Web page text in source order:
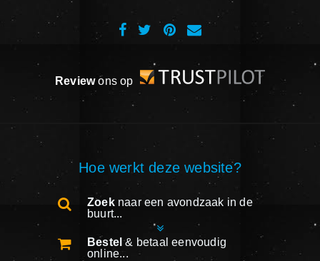
Reviewons op
Hoe werkt deze website?
Zoeknaar een avondzaak in de
buurt...
Bestel & betaal eenvoudig
online...